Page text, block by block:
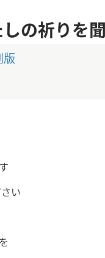
の祈りを
版
い